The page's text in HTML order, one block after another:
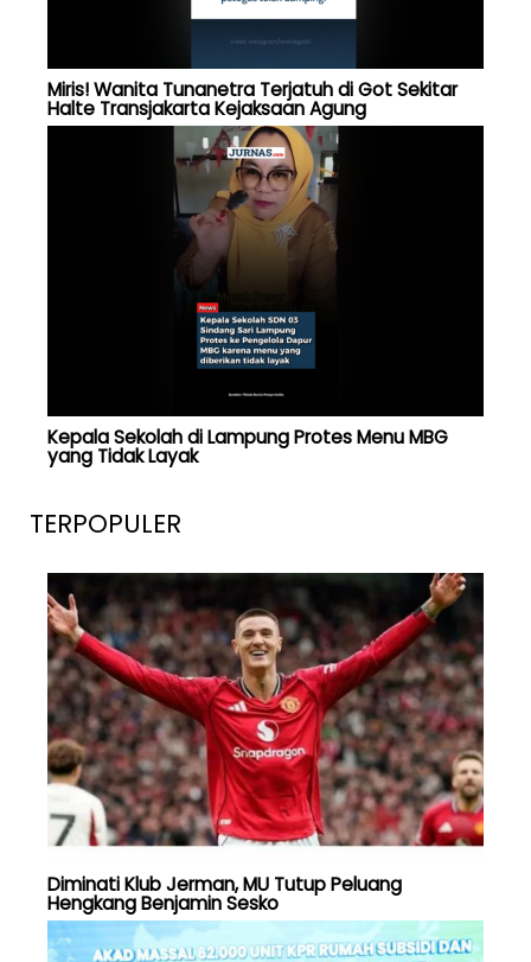
Miris! Wanita Tunanetra Terjatuh di Got Sekitar
Halte Transjakarta Kejaksaan Agung
Kepala Sekolah di Lampung Protes Menu MBG
yang Tidak Layak
TERPOPULER
Diminati Klub Jerman, MU Tutup Peluang
Hengkang Benjamin Sesko